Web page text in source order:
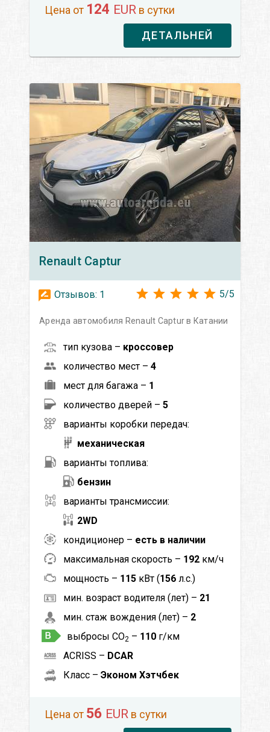
Цена от 124 EUR в сутки
ДЕТАЛЬНЕЙ
Renault Captur
Отзывов: 1 5/5
Аренда автомобиля Renault Captur в Катании
тип кузова – кроссовер
количество мест – 4
мест для багажа – 1
количество дверей – 5
варианты коробки передач:
механическая
варианты топлива:
бензин
варианты трансмиссии:
2WD
кондиционер – есть в наличии
максимальная скорость – 192 км/ч
мощность – 115 кВт (156 л.с.)
мин. возраст водителя (лет) – 21
мин. стаж вождения (лет) – 2
выбросы CO2 – 110 г/км
ACRISS – DCAR
Класс – Эконом Хэтчбек
Цена от 56 EUR в сутки